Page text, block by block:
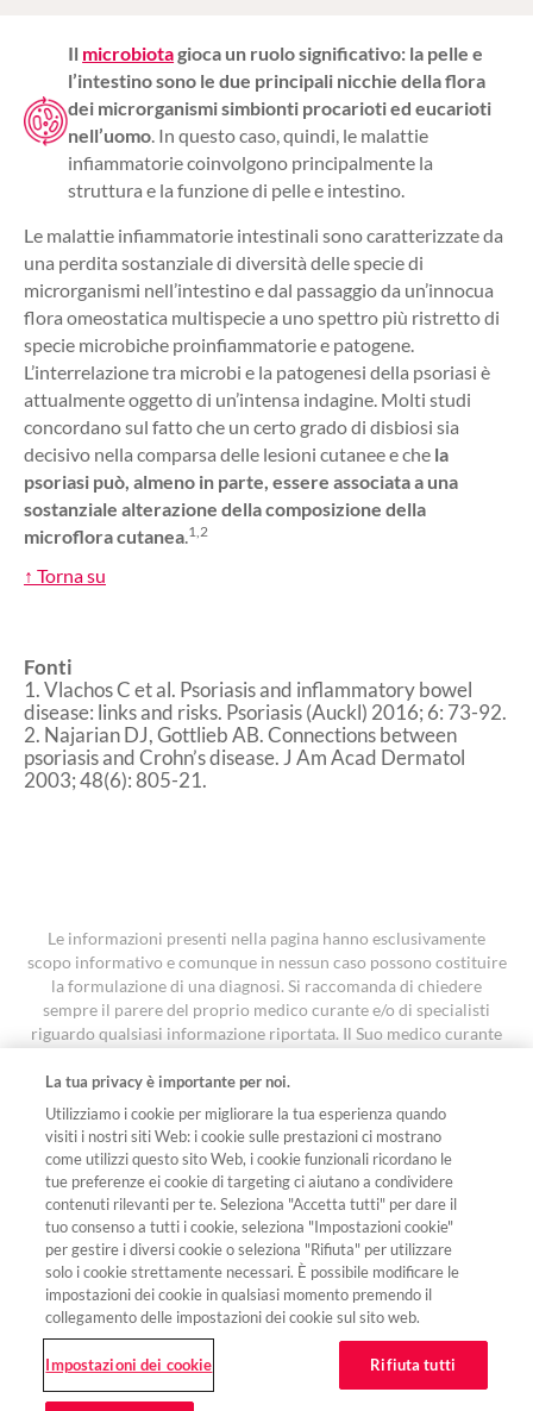
Il microbiotagioca un ruolo significativo: la pelle e
l’intestino sono le due principali nicchie della flora
dei microrganismi simbionti procarioti ed eucarioti
nell’uomo. In questo caso, quindi, le malattie
infiammatorie coinvolgono principalmente la
struttura e la funzione di pelle e intestino.
Le malattie infiammatorie intestinali sono caratterizzate da
una perdita sostanziale di diversità delle specie di
microrganismi nell’intestino e dal passaggio da un’innocua
flora omeostatica multispecie a uno spettro più ristretto di
specie microbiche proinfiammatorie e patogene.
L’interrelazione tra microbi e la patogenesi della psoriasi è
attualmente oggetto di un’intensa indagine. Molti studi
concordano sul fatto che un certo grado di disbiosi sia
decisivo nella comparsa delle lesioni cutanee e che la
psoriasi può, almeno in parte, essere associata a una
sostanziale alterazione della composizione della
microflora cutanea.1,2
↑ Torna su
Fonti
1. Vlachos C et al. Psoriasis and inflammatory bowel
disease: links and risks. Psoriasis (Auckl) 2016; 6: 73-92.
2. Najarian DJ, Gottlieb AB. Connections between
psoriasis and Crohn’s disease. J Am Acad Dermatol
2003; 48(6): 805-21.
Le informazioni presenti nella pagina hanno esclusivamente
scopo informativo e comunque in nessun caso possono costituire
la formulazione di una diagnosi. Si raccomanda di chiedere
sempre il parere del proprio medico curante e/o di specialisti
riguardo qualsiasi informazione riportata. Il Suo medico curante
personalizzata
I contenuti sono stati oggetto di revisione ed approvati con
codice FA-11642616 in data 7 aprile 2026.
Seguici sui social
© 2026 Novartis Farma S.p.A.
Novartis sta implementando su questo sito internet le modifiche
La tua privacy è importante per noi.
Utilizziamo i cookie per migliorare la tua esperienza quando
visiti i nostri siti Web: i cookie sulle prestazioni ci mostrano
come utilizzi questo sito Web, i cookie funzionali ricordano le
tue preferenze ei cookie di targeting ci aiutano a condividere
contenuti rilevanti per te. Seleziona "Accetta tutti" per dare il
tuo consenso a tutti i cookie, seleziona "Impostazioni cookie"
per gestire i diversi cookie o seleziona "Rifiuta" per utilizzare
solo i cookie strettamente necessari. È possibile modificare le
impostazioni dei cookie in qualsiasi momento premendo il
collegamento delle impostazioni dei cookie sul sito web.
Impostazioni dei cookie Rifiuta tutti